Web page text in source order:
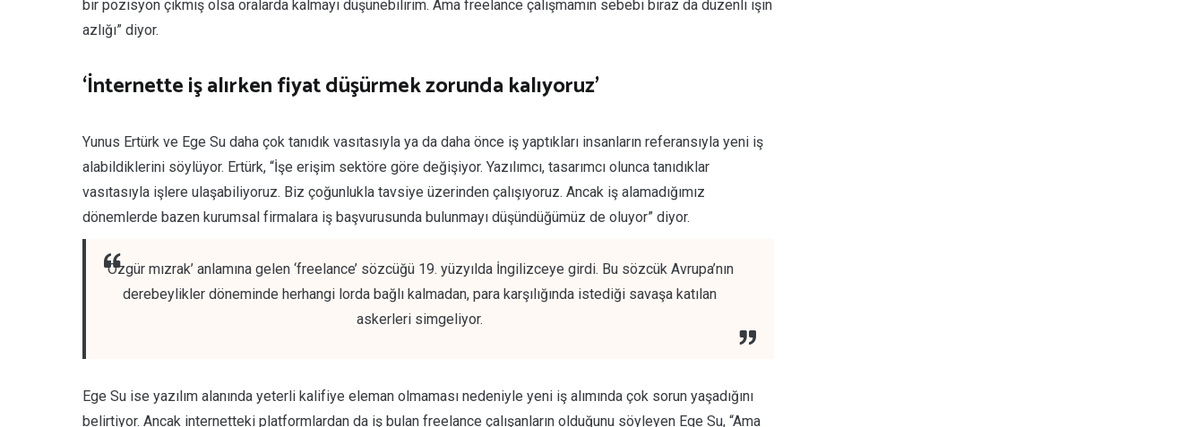
bir pozisyon çıkmış olsa oralarda kalmayı düşünebilirim. Ama freelance çalışmamın sebebi biraz da düzenli işin
azlığı” diyor.
‘İnternette iş alırken fiyat düşürmek zorunda kalıyoruz’
Yunus Ertürk ve Ege Su daha çok tanıdık vasıtasıyla ya da daha önce iş yaptıkları insanların referansıyla yeni iş
alabildiklerini söylüyor. Ertürk, “İşe erişim sektöre göre değişiyor. Yazılımcı, tasarımcı olunca tanıdıklar
vasıtasıyla işlere ulaşabiliyoruz. Biz çoğunlukla tavsiye üzerinden çalışıyoruz. Ancak iş alamadığımız
dönemlerde bazen kurumsal firmalara iş başvurusunda bulunmayı düşündüğümüz de oluyor” diyor.
‘Özgür mızrak’ anlamına gelen ‘freelance’ sözcüğü 19. yüzyılda İngilizceye girdi. Bu sözcük Avrupa’nın
derebeylikler döneminde herhangi lorda bağlı kalmadan, para karşılığında istediği savaşa katılan
askerleri simgeliyor.
Ege Su ise yazılım alanında yeterli kalifiye eleman olmaması nedeniyle yeni iş alımında çok sorun yaşadığını
belirtiyor. Ancak internetteki platformlardan da iş bulan freelance çalışanların olduğunu söyleyen Ege Su, “Ama